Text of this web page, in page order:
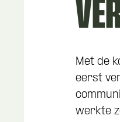
Met de
eerst
werkte